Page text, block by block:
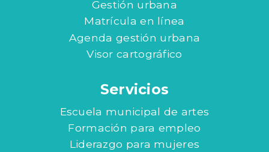
Gestión urbana
Matrícula en línea
Agenda gestión urbana
Visor cartográfico
Servicios
Escuela municipal de artes
Formación para empleo
Liderazgo para mujeres